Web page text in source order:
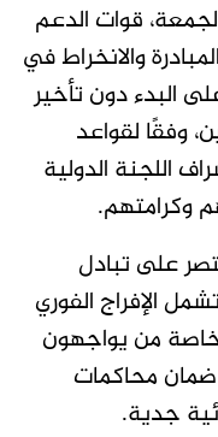
قوات الدعم
والانخراط في
البدء دون تأخير
وفقًا لقواعد
اللجنة الدولية
وكرامتهم.
على تبادل
الإفراج الفوري
خاصة من يواجهون
ضمان محاكمات
جدية.